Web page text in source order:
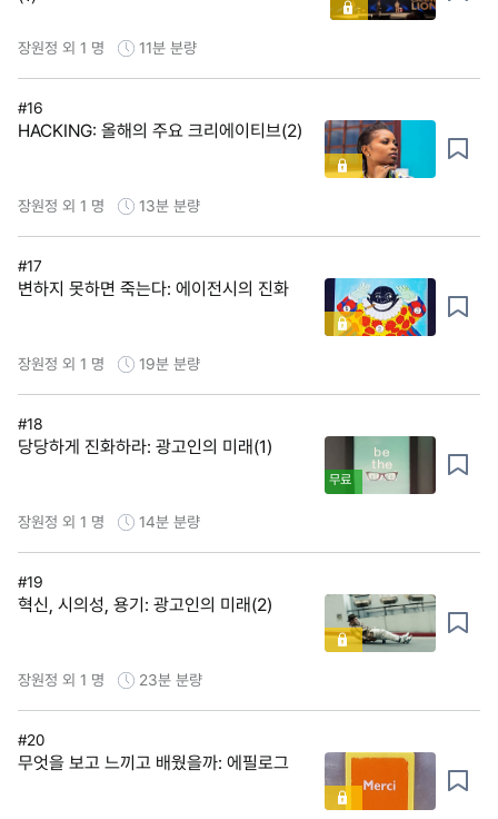
장원정 외 1 명 11분 분량
#16
HACKING: 올해의 주요 크리에이티브(2)
장원정 외 1 명 13분 분량
#17
변하지 못하면 죽는다: 에이전시의 진화
장원정 외 1 명 19분 분량
#18
당당하게 진화하라: 광고인의 미래(1)
무료
장원정 외 1 명 14분 분량
#19
혁신, 시의성, 용기: 광고인의 미래(2)
장원정 외 1 명 23분 분량
#20
무엇을 보고 느끼고 배웠을까: 에필로그